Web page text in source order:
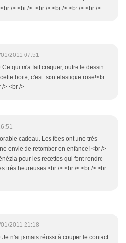
/> <br /> <br /> <br /> <br /> <br />
01/2011 07:51
Ce qui m'a fait craquer, outre le dessin
boite, c'est son elastique rose!<br
/> <br />
cadeau. Les fées ont une très
envie de retomber en enfance! <br />
pour les recettes qui font rendre
très heureuses.<br /> <br /> <br /> <br
01/2011 21:18
Je n'ai jamais réussi à couper le contact